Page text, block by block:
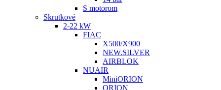
S motorom
Skrutkové
2-22 kW
FIAC
X500/X900
NEW.SILVER
AIRBLOK
NUAIR
MiniORION
ORION